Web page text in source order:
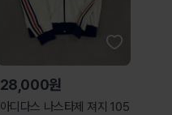
28,000원
아디다스 나스타제 져지 105